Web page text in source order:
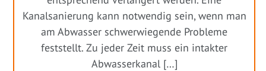
Kanalsanierung kann notwendig sein, wenn man
am Abwasser schwerwiegende Probleme
feststellt. Zu jeder Zeit muss ein intakter
Abwasserkanal […]